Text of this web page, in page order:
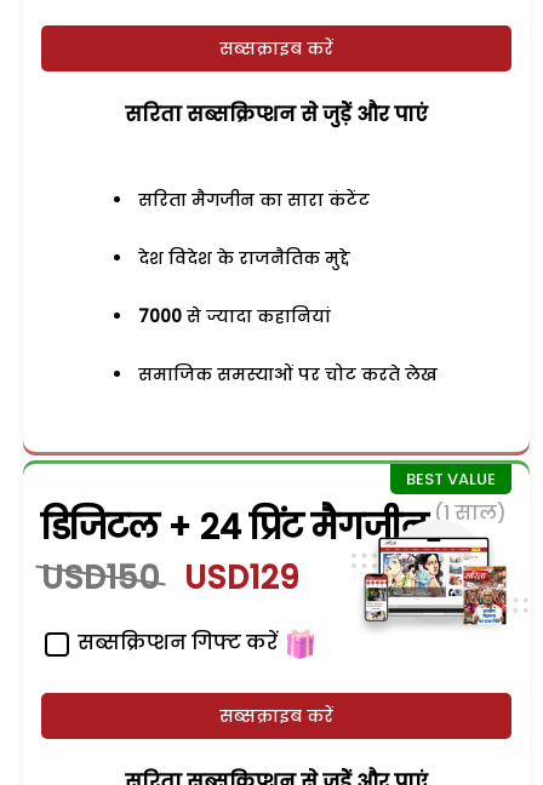
सब्सक्राइब करें
सरिता सब्सक्रिप्शन से जुड़ेें और पाएं
सरिता मैगजीन का सारा कंटेंट
देश विदेश के राजनैतिक मुद्दे
7000 से ज्यादा कहानियां
समाजिक समस्याओं पर चोट करते लेख
डिजिटल + 24 प्रिंट मैगजीन (1 साल)
USD150 USD129
सब्सक्रिप्शन गिफ्ट करें
सब्सक्राइब करें